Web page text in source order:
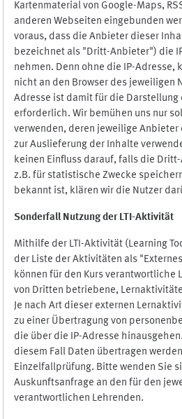
Kartenmaterial von Google-Maps,
anderen Webseiten eingebunden
voraus, dass die Anbieter dieser
bezeichnet als "Dritt-Anbieter") die
nehmen. Denn ohne die IP-Adresse,
nicht an den Browser des jeweiligen
Adresse ist damit für die Darstellung
erforderlich. Wir bemühen uns nur
verwenden, deren jeweilige Anbieter
zur Auslieferung der Inhalte
keinen Einfluss darauf, falls die
z.B. für statistische Zwecke
bekannt ist, klären wir die Nutzer
Sonderfall Nutzung der LTI-Aktivität
Mithilfe der LTI-Aktivität (Learning
der Liste der Aktivitäten als
können für den Kurs verantwortliche
von Dritten betriebene,
Je nach Art dieser externen
zu einer Übertragung von
die über die IP-Adresse
diesem Fall Daten übertragen
Einzelfallprüfung. Bitte wenden Sie
Auskunftsanfrage an den für den
verantwortlichen Lehrenden.